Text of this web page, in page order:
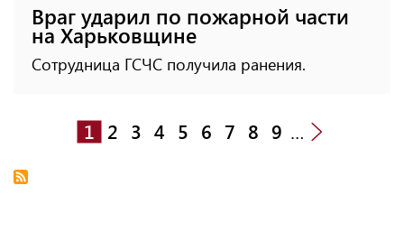
Враг ударил по пожарной части
на Харьковщине
Сотрудница ГСЧС получила ранения.
1 2 3 4 5 6 7 8 9 …